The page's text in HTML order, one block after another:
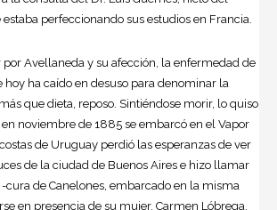
perfeccionando sus estudios en Francia.
por Avellaneda y su afección, la enfermedad de
ha caído en desuso para denominar la
que dieta, reposo. Sintiéndose morir, lo quiso
noviembre de 1885 se embarcó en el Vapor
de Uruguay perdió las esperanzas de ver
de la ciudad de Buenos Aires e hizo llamar
cura de Canelones, embarcado en la misma
en presencia de su mujer, Carmen Lóbrega.